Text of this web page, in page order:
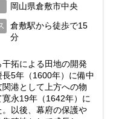
岡山県倉敷市中央
倉敷駅から徒歩で15
分
拓による田地の開発
5年（1600年）に備中
港として上方への物
永19年（1642年）に
以後、幕府の保護や